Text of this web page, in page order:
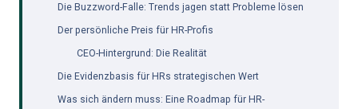
Die Buzzword-Falle: Trends jagen statt Probleme lösen
Der persönliche Preis für HR-Profis
CEO-Hintergrund: Die Realität
Die Evidenzbasis für HRs strategischen Wert
Was sich ändern muss: Eine Roadmap für HR-